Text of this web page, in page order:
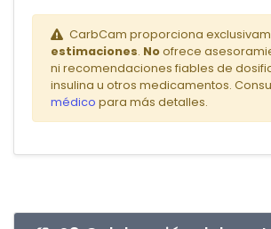
CarbCam proporciona
estimaciones. Noofrece
ni recomendaciones fiables de
insulina u otros medicamentos.
médico para más detalles.